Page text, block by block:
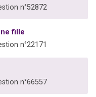
n°52872
fille
n°22171
n°66557